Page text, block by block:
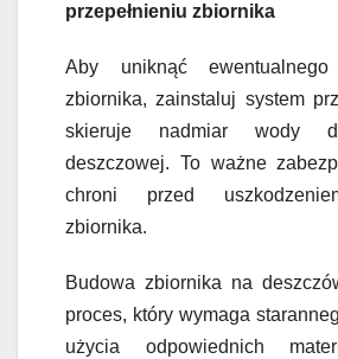
przepełnieniu zbiornika
Aby uniknąć ewentualnego
zbiornika, zainstaluj system
skieruje nadmiar wody
deszczowej. To ważne
chroni przed
zbiornika.
Budowa zbiornika na
proces, który wymaga
użycia odpowiednich